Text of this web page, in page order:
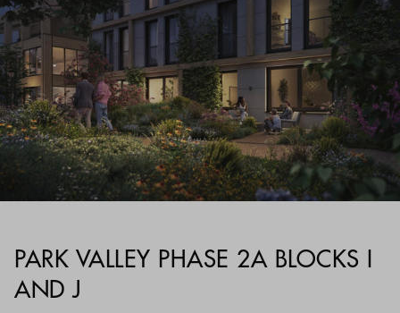
PARK VALLEY PHASE 2A BLOCKS I
AND J